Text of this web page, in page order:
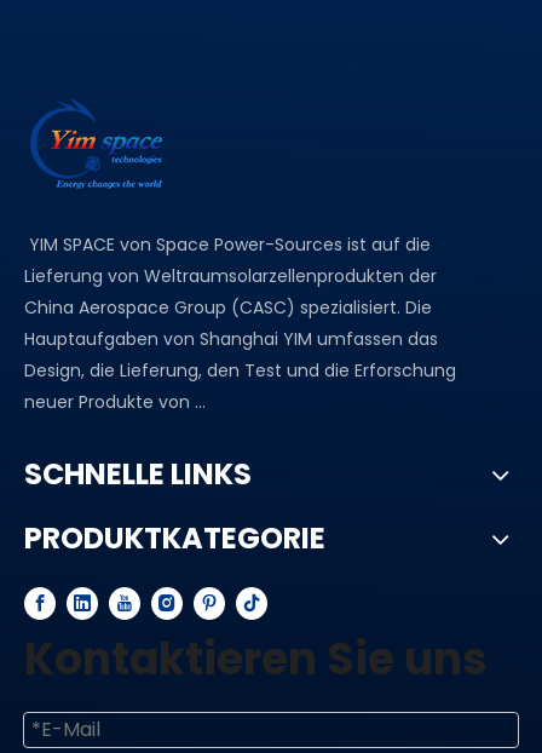
YIM SPACE von Space Power-Sources ist auf die
Lieferung von Weltraumsolarzellenprodukten der
China Aerospace Group (CASC) spezialisiert. Die
Hauptaufgaben von Shanghai YIM umfassen das
Design, die Lieferung, den Test und die Erforschung
neuer Produkte von ...
SCHNELLE LINKS
PRODUKTKATEGORIE
Kontaktieren Sie uns